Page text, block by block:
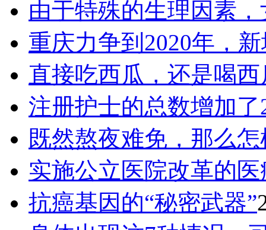
由于特殊的生理因素，
重庆力争到2020年，
直接吃西瓜，还是喝西
注册护士的总数增加了
既然熬夜难免，那么怎
实施公立医院改革的医
抗癌基因的“秘密武器”